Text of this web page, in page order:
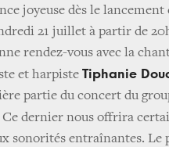
joyeuse dès le lancement
21 juillet à partir de
rendez-vous avec la
et harpiste Tiphanie
partie du concert du
Ce dernier nous offrira
sonorités entraînantes. Le